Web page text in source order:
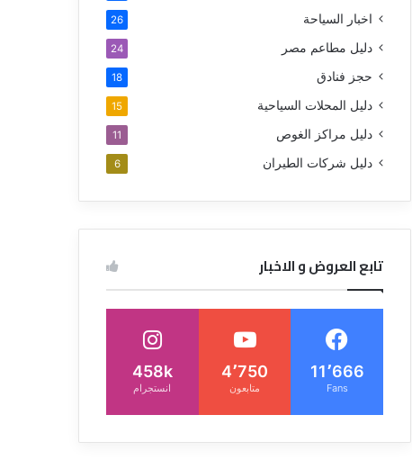
اخبار السياحة 26
دليل مطاعم مصر 24
حجز فنادق 18
دليل المحلات السياحية 15
دليل مراكز الغوص 11
دليل شركات الطيران 6
تابع العروض و الاخبار
11٬666
Fans
4٬750
متابعون
458k
انستجرام